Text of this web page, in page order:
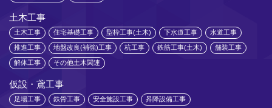
土木工事
土木工事 住宅基礎工事 型枠工事(土木) 下水道工事 水道工事
推進工事 地盤改良(補強)工事 杭工事 鉄筋工事(土木) 舗装工事
解体工事 その他土木関連
仮設・鳶工事
足場工事 鉄骨工事 安全施設工事 昇降設備工事